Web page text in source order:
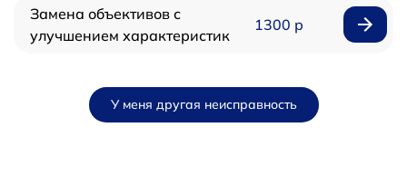
Замена объективов с
улучшением характеристик
1300 р
У меня другая неисправность